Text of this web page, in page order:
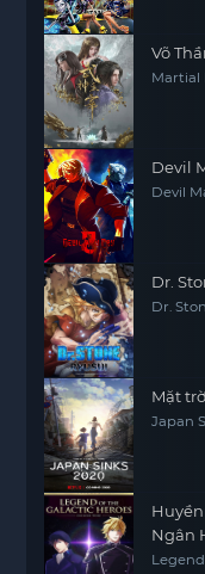
Võ
Martial
Devil
Devil
Dr.
Dr.
Mặt
Japan
Ngân